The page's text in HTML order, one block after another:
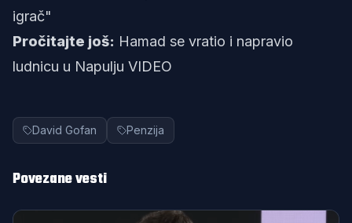
igrač"
Pročitajte još: Hamad se vratio i napravio
ludnicu u Napulju VIDEO
David Gofan Penzija
Povezane vesti